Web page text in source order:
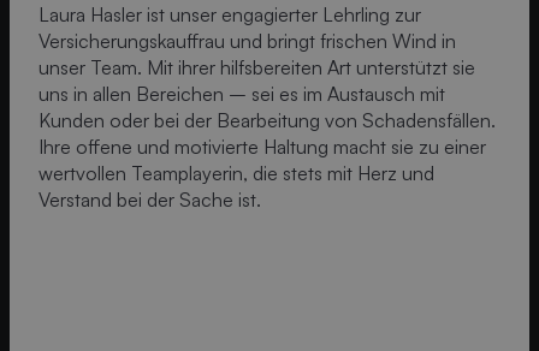
Laura Hasler ist unser engagierter Lehrling zur
Versicherungskauffrau und bringt frischen Wind in
unser Team. Mit ihrer hilfsbereiten Art unterstützt sie
uns in allen Bereichen – sei es im Austausch mit
Kunden oder bei der Bearbeitung von Schadensfällen.
Ihre offene und motivierte Haltung macht sie zu einer
wertvollen Teamplayerin, die stets mit Herz und
Verstand bei der Sache ist.